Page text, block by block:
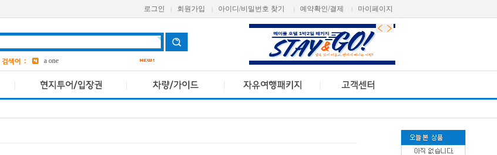
로그인 회원가입 아이디/비밀번호 찾기 예약확인/결제
마이페이지
aetas
Avani
bangkok
6
a one
ASQ
pcr 4